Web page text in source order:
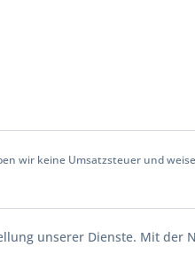
wir keine Umsatzsteuer und
unserer Dienste. Mit der